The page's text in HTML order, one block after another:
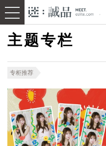
主题专栏
专柜推荐